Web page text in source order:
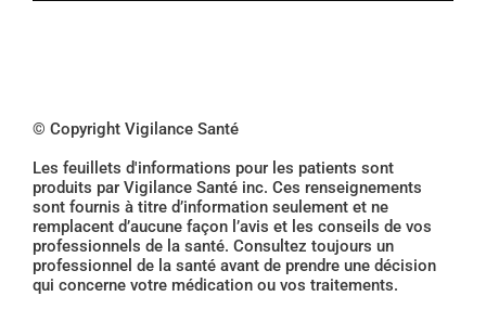
© Copyright Vigilance Santé
Les feuillets d'informations pour les patients sont
produits par Vigilance Santé inc. Ces renseignements
sont fournis à titre d’information seulement et ne
remplacent d’aucune façon l’avis et les conseils de vos
professionnels de la santé. Consultez toujours un
professionnel de la santé avant de prendre une décision
qui concerne votre médication ou vos traitements.